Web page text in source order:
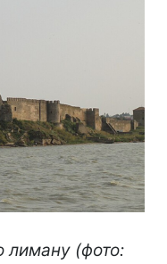
лиману (фото: